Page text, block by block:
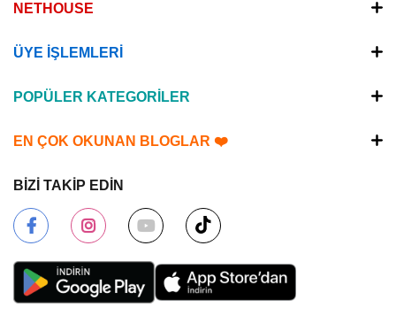
NETHOUSE
ÜYE İŞLEMLERİ
POPÜLER KATEGORİLER
EN ÇOK OKUNAN BLOGLAR ❤️
BİZİ TAKİP EDİN